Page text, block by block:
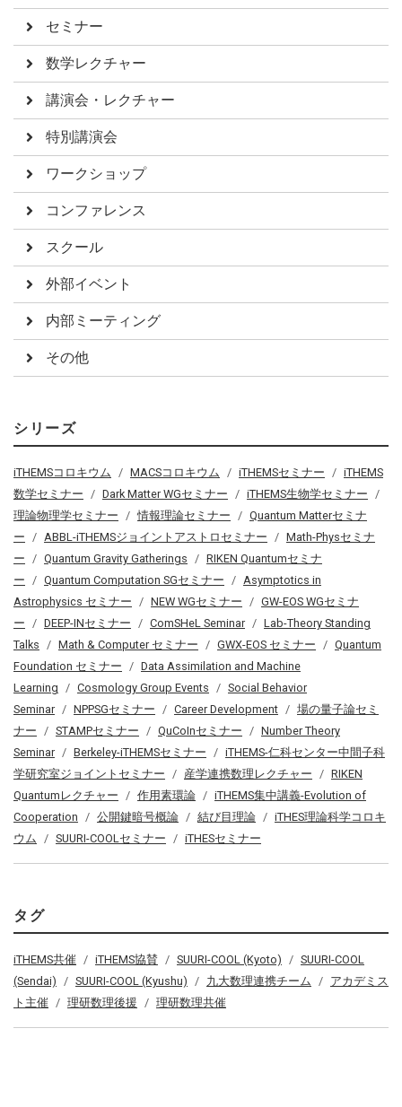
セミナー
数学レクチャー
講演会・レクチャー
特別講演会
ワークショップ
コンファレンス
スクール
外部イベント
内部ミーティング
その他
シリーズ
iTHEMSコロキウム MACSコロキウム iTHEMSセミナー
iTHEMS
数学セミナー
Dark Matter WGセミナー
iTHEMS生物学セミナー
理論物理学セミナー
情報理論セミナー
Quantum Matterセミナ
ー
ABBL-iTHEMSジョイントアストロセミナー
Math-Physセミナ
ー
Quantum Gravity Gatherings
RIKEN Quantumセミナ
ー
Quantum Computation SGセミナー
Asymptotics in
Astrophysics セミナー
NEW WGセミナー
GW-EOS WGセミナ
ー
DEEP-INセミナー ComSHeL Seminar
Lab-Theory Standing
Talks
Math & Computer セミナー GWX-EOS セミナー
Quantum
Foundation セミナー
Data Assimilation and Machine
Learning
Cosmology Group Events
Social Behavior
Seminar
NPPSGセミナー Career Development
場の量子論セミ
ナー
STAMPセミナー QuCoInセミナー
Number Theory
Seminar
Berkeley-iTHEMSセミナー
iTHEMS-仁科センター中間子科
学研究室ジョイントセミナー
産学連携数理レクチャー
RIKEN
Quantumレクチャー
作用素環論
iTHEMS集中講義-Evolution of
Cooperation
公開鍵暗号概論 結び目理論
iTHES理論科学コロキ
ウム
SUURI-COOLセミナー iTHESセミナー
タグ
iTHEMS共催 iTHEMS協賛 SUURI-COOL (Kyoto)
SUURI-COOL
(Sendai)
SUURI-COOL (Kyushu) 九大数理連携チーム
アカデミス
ト主催
理研数理後援 理研数理共催